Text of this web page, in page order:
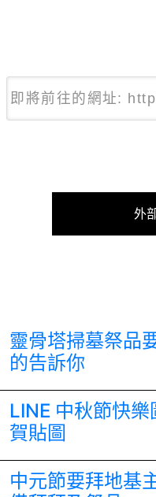
外部
靈骨塔掃墓祭品
的告訴你
LINE 中秋節快
賀貼圖
中元節要拜地基